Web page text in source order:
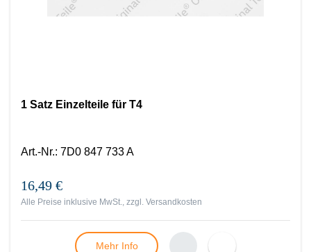
1 Satz Einzelteile für T4
Art.-Nr.: 7D0 847 733 A
16,49 €
Alle Preise inklusive MwSt., zzgl. Versandkosten
Mehr Info